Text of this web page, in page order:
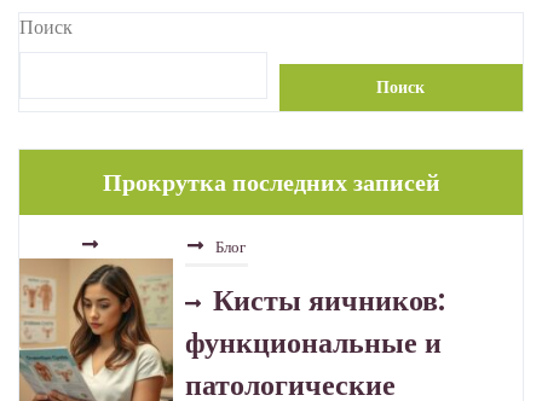
Поиск
Поиск
Прокрутка последних записей
Блог
Туберкулёз в эпоху
устойчивых форм
30.06.2026